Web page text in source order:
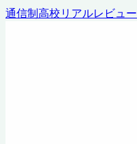
通信制高校リアルレビュー